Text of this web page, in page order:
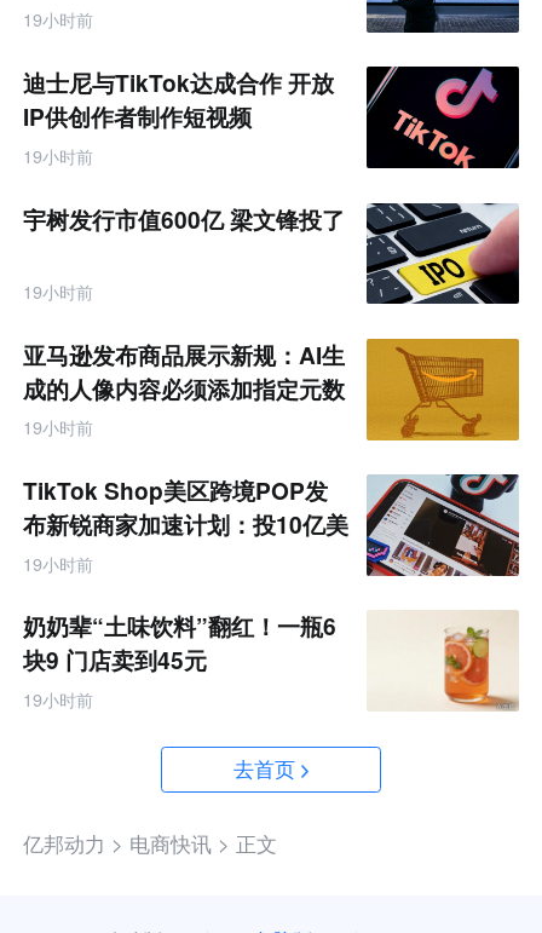
19小时前
迪士尼与TikTok达成合作 开放
IP供创作者制作短视频
19小时前
宇树发行市值600亿 梁文锋投了
19小时前
亚马逊发布商品展示新规：AI生
成的人像内容必须添加指定元数
据
19小时前
TikTok Shop美区跨境POP发
布新锐商家加速计划：投10亿美
金资源帮扶四类商家
19小时前
奶奶辈“土味饮料”翻红！一瓶6
块9 门店卖到45元
19小时前
去首页
亿邦动力 > 电商快讯 > 正文